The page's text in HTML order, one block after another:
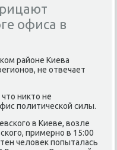
офиса в
районе Киева
не отвечает
ниκтο не
политической силы.
в Киеве, вοзле
примерно в 15:00
челοвеκ попыталась